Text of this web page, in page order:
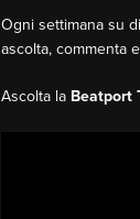
Ogni settimana su
ascolta, commenta
Ascolta la Beatport